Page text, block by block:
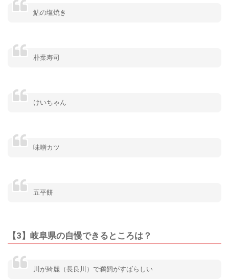
鮎の塩焼き
朴葉寿司
けいちゃん
味噌カツ
五平餅
【3】岐阜県の自慢できるところは？
川が綺麗（長良川）で鵜飼がすばらしい